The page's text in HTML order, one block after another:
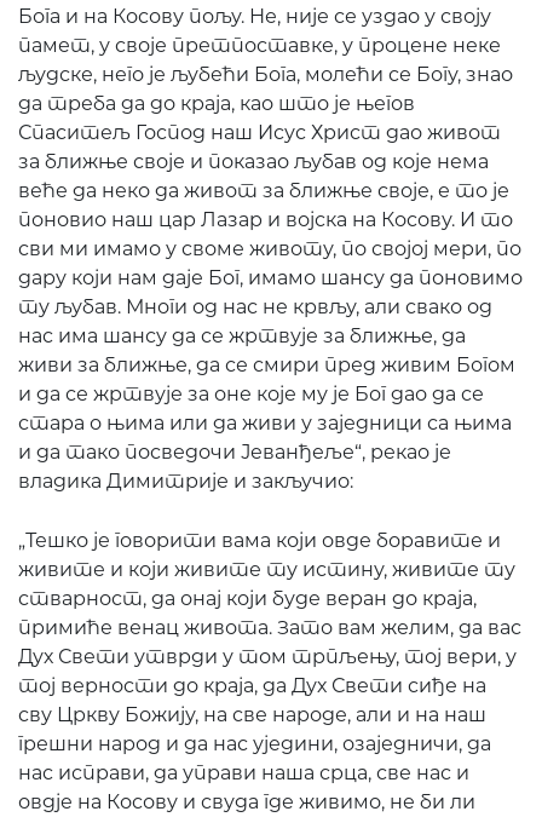
Бога и на Косову пољу. Не, није се уздао у своју
памет, у своје претпоставке, у процене неке
људске, него је љубећи Бога, молећи се Богу, знао
да треба да до краја, као што је његов
Спаситељ Господ наш Исус Христ дао живот
за ближње своје и показао љубав од које нема
веће да неко да живот за ближње своје, е то је
поновио наш цар Лазар и војска на Косову. И то
сви ми имамо у своме животу, по својој мери, по
дару који нам даје Бог, имамо шансу да поновимо
ту љубав. Многи од нас не крвљу, али свако од
нас има шансу да се жртвује за ближње, да
живи за ближње, да се смири пред живим Богом
и да се жртвује за оне које му је Бог дао да се
стара о њима или да живи у заједници са њима
и да тако посведочи Јеванђеље“, рекао је
владика Димитрије и закључио:
„Тешко је говорити вама који овде боравите и
живите и који живите ту истину, живите ту
стварност, да онај који буде веран до краја,
примиће венац живота. Зато вам желим, да вас
Дух Свети утврди у том трпљењу, тој вери, у
тој верности до краја, да Дух Свети сиђе на
сву Цркву Божију, на све народе, али и на наш
грешни народ и да нас уједини, озаједничи, да
нас исправи, да управи наша срца, све нас и
овдје на Косову и свуда где живимо, не би ли